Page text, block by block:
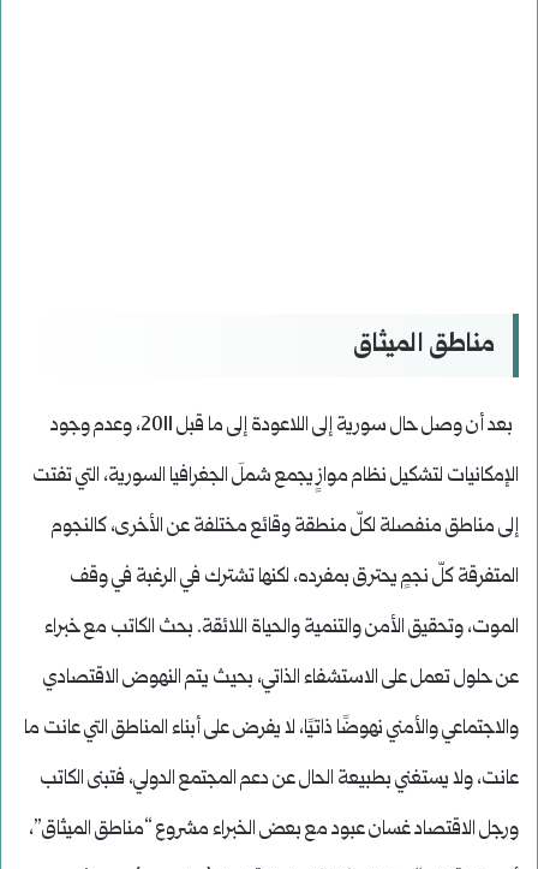
مناطق الميثاق
بعد أن وصل حال سورية إلى اللاعودة إلى ما قبل 2011، وعدم وجود
الإمكانيات لتشكيل نظام موازٍ يجمع شملَ الجغرافيا السورية، التي تفتت
إلى مناطق منفصلة لكلّ منطقة وقائع مختلفة عن الأخرى، كالنجوم
المتفرقة كلّ نجمٍ يحترق بمفرده، لكنها تشترك في الرغبة في وقف
الموت، وتحقيق الأمن والتنمية والحياة اللائقة. بحث الكاتب مع خبراء
عن حلول تعمل على الاستشفاء الذاتي، بحيث يتم النهوض الاقتصادي
والاجتماعي والأمني نهوضًا ذاتيًا، لا يفرض على أبناء المناطق التي عانت ما
عانت، ولا يستغني بطبيعة الحال عن دعم المجتمع الدولي، فتبنى الكاتب
ورجل الاقتصاد غسان عبود مع بعض الخبراء مشروع “مناطق الميثاق”،